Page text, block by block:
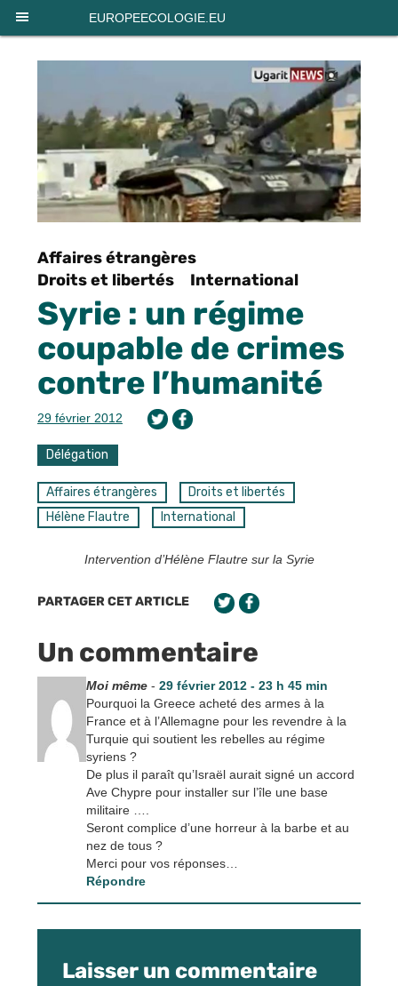
EUROPEECOLOGIE.EU
Affaires étrangères
Droits et libertés
International
Syrie : un régime
coupable de crimes
contre l’humanité
29 février 2012
Délégation
Affaires étrangères
Droits et libertés
Hélène Flautre
International
Intervention d’Hélène Flautre sur la Syrie
PARTAGER CET ARTICLE
Un commentaire
Moi même- 29 février 2012 - 23 h 45 min
Pourquoi la Greece acheté des armes à la
France et à l’Allemagne pour les revendre à la
Turquie qui soutient les rebelles au régime
syriens ?
De plus il paraît qu’Israël aurait signé un accord
Ave Chypre pour installer sur l’île une base
militaire ….
Seront complice d’une horreur à la barbe et au
nez de tous ?
Merci pour vos réponses…
Répondre
Laisser un commentaire